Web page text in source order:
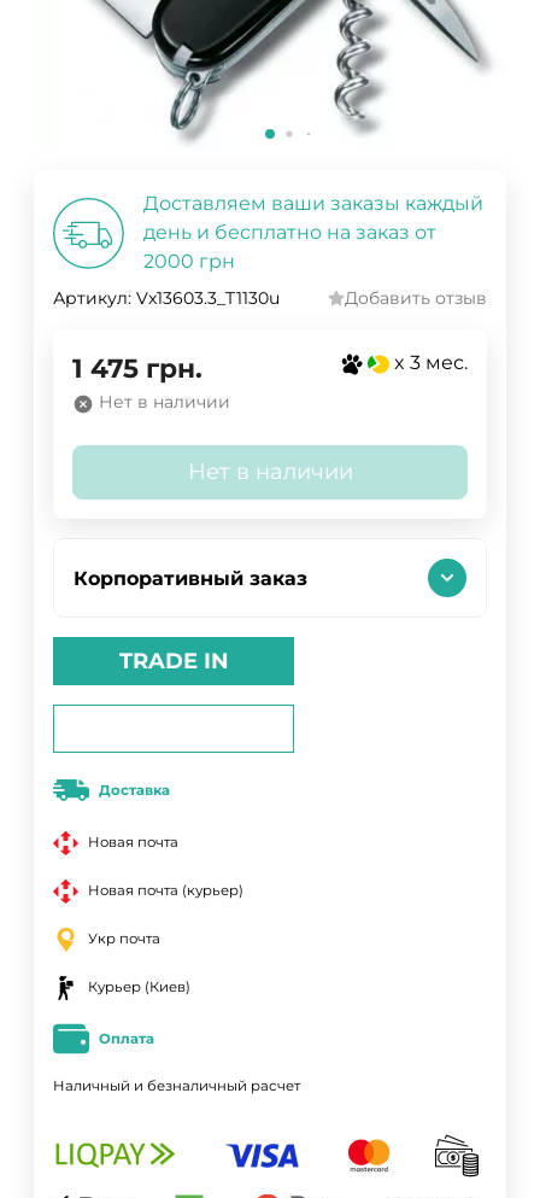
Доставляем ваши заказы каждый
день и бесплатно на заказ от
2000 грн
Артикул: Vx13603.3_T1130u Добавить отзыв
1 475 грн. x 3 мес.
Нет в наличии
Нет в наличии
Корпоративный заказ
TRADE IN
Доставка
Новая почта
Новая почта (курьер)
Укр почта
Курьер (Киев)
Оплата
Наличный и безналичный расчет